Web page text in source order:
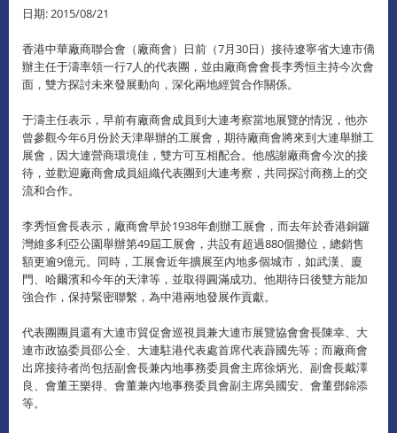
日期: 2015/08/21
香港中華廠商聯合會（廠商會）日前（7月30日）接待遼寧省大連市僑
辦主任于濤率領一行7人的代表團，並由廠商會會長李秀恒主持今次會
面，雙方探討未來發展動向，深化兩地經貿合作關係。
于濤主任表示，早前有廠商會成員到大連考察當地展覽的情況，他亦
曾參觀今年6月份於天津舉辦的工展會，期待廠商會將來到大連舉辦工
展會，因大連營商環境佳，雙方可互相配合。他感謝廠商會今次的接
待，並歡迎廠商會成員組織代表團到大連考察，共同探討商務上的交
流和合作。
李秀恒會長表示，廠商會早於1938年創辦工展會，而去年於香港銅鑼
灣維多利亞公園舉辦第49屆工展會，共設有超過880個攤位，總銷售
額更逾9億元。同時，工展會近年擴展至內地多個城市，如武漢、廈
門、哈爾濱和今年的天津等，並取得圓滿成功。他期待日後雙方能加
強合作，保持緊密聯繫，為中港兩地發展作貢獻。
代表團團員還有大連市貿促會巡視員兼大連市展覽協會會長陳幸、大
連市政協委員邵公全、大連駐港代表處首席代表薜國先等；而廠商會
出席接待者尚包括副會長兼內地事務委員會主席徐炳光、副會長戴澤
良、會董王樂得、會董兼內地事務委員會副主席吳國安、會董鄧錦添
等。